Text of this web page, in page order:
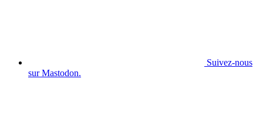
Suivez-nous
sur Mastodon.